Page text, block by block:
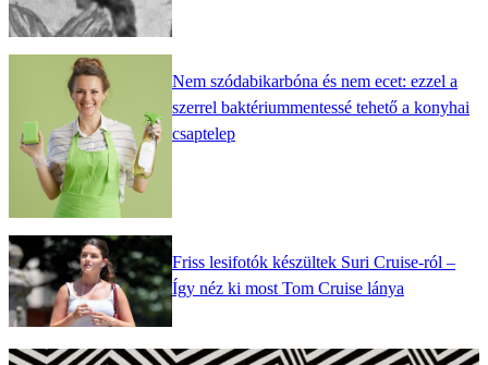
Nem szódabikarbóna és nem ecet: ezzel a
szerrel baktériummentessé tehető a konyhai
csaptelep
Friss lesifotók készültek Suri Cruise-ról –
Így néz ki most Tom Cruise lánya